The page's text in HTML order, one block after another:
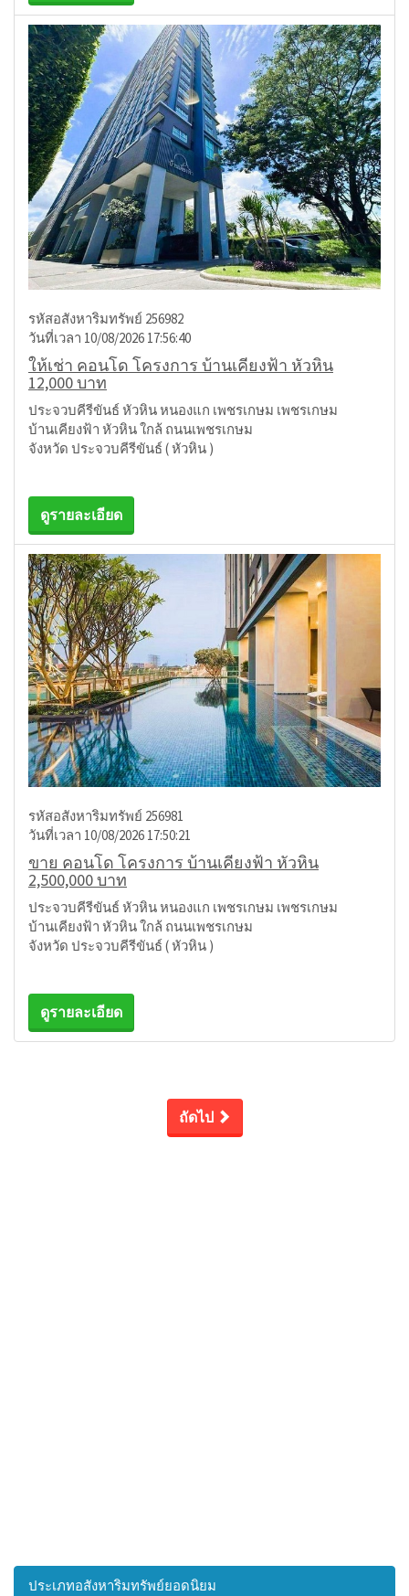
รหัสอสังหาริมทรัพย์ 256982
วันที่เวลา 10/08/2026 17:56:40
ให้เช่า คอนโด โครงการ บ้านเคียงฟ้า หัวหิน
12,000 บาท
ประจวบคีรีขันธ์ หัวหิน หนองแก เพชรเกษม เพชรเกษม
บ้านเคียงฟ้า หัวหิน ใกล้ ถนนเพชรเกษม
จังหวัด ประจวบคีรีขันธ์ ( หัวหิน )
ดูรายละเอียด
รหัสอสังหาริมทรัพย์ 256981
วันที่เวลา 10/08/2026 17:50:21
ขาย คอนโด โครงการ บ้านเคียงฟ้า หัวหิน
2,500,000 บาท
ประจวบคีรีขันธ์ หัวหิน หนองแก เพชรเกษม เพชรเกษม
บ้านเคียงฟ้า หัวหิน ใกล้ ถนนเพชรเกษม
จังหวัด ประจวบคีรีขันธ์ ( หัวหิน )
ดูรายละเอียด
ถัดไป
ประเภทอสังหาริมทรัพย์ยอดนิยม